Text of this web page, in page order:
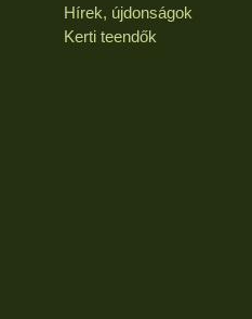
Hírek, újdonságok
Kerti teendők